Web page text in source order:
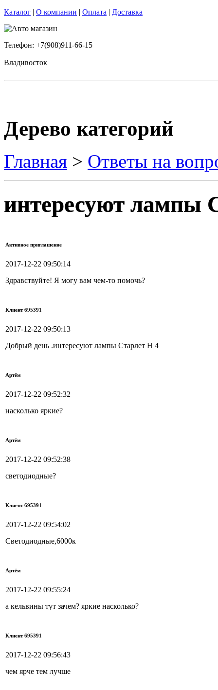
Каталог | О компании | Оплата | Доставка
Телефон: +7(908)911-66-15
Владивосток
Дерево категорий
Главная > Ответы на
интересуют лампы
Активное приглашение
2017-12-22 09:50:14
Здравствуйте! Я могу вам чем-то помочь?
Клиент 695391
2017-12-22 09:50:13
Добрый день .интересуют лампы Старлет Н 4
Артём
2017-12-22 09:52:32
насколько яркие?
Артём
2017-12-22 09:52:38
светодиодные?
Клиент 695391
2017-12-22 09:54:02
Светодиодные,6000к
Артём
2017-12-22 09:55:24
а кельвины тут зачем? яркие насколько?
Клиент 695391
2017-12-22 09:56:43
чем ярче тем лучше